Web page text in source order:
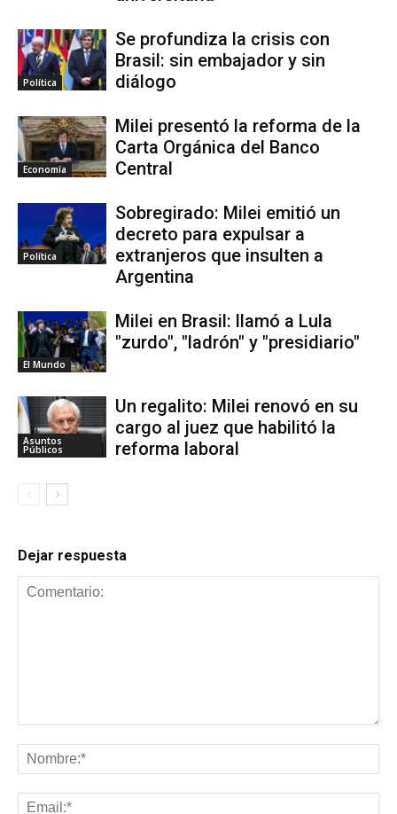
Política
Se profundiza la crisis con
Brasil: sin embajador y sin
diálogo
Economía
Milei presentó la reforma de la
Carta Orgánica del Banco
Central
Política
Sobregirado: Milei emitió un
decreto para expulsar a
extranjeros que insulten a
Argentina
El Mundo
Milei en Brasil: llamó a Lula
"zurdo", "ladrón" y "presidiario"
Asuntos
Públicos
Un regalito: Milei renovó en su
cargo al juez que habilitó la
reforma laboral
Dejar respuesta